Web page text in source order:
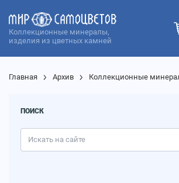
Коллекционные минералы,
изделия из цветных камней
Главная Архив Коллекционные
ПОИСК